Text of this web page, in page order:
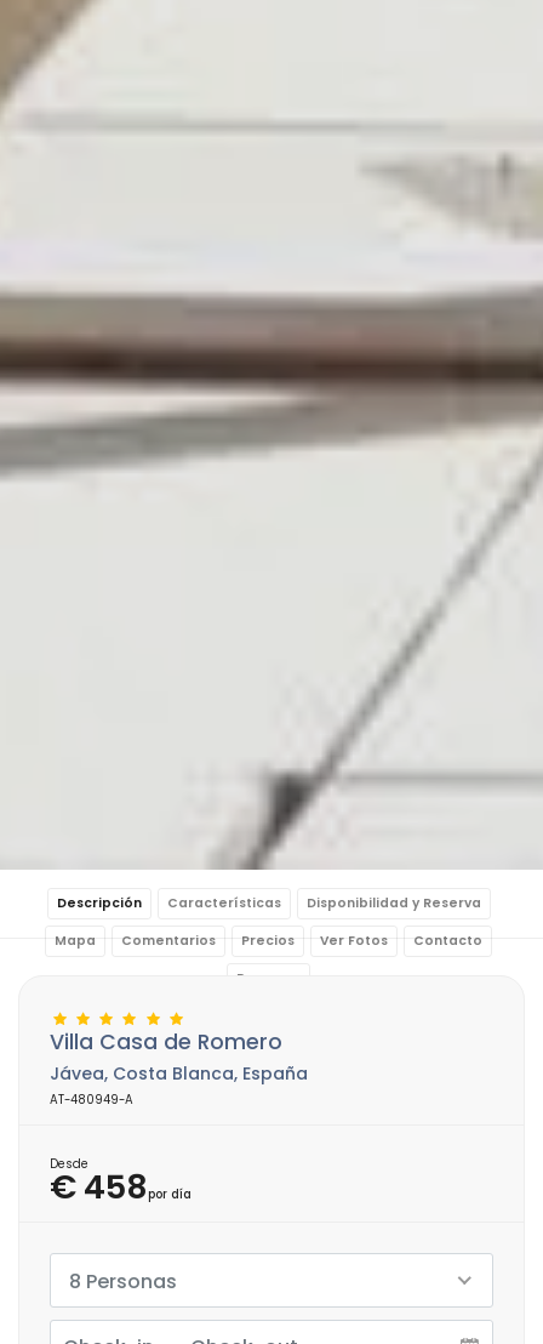
Descripción Características Disponibilidad y Reserva
Mapa Comentarios Precios Ver Fotos Contacto
Reservar
Villa Casa de Romero
Jávea, Costa Blanca, España
AT-480949-A
Desde
€ 458por día
8 Personas